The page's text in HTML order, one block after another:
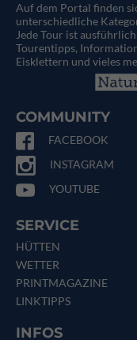
Auf dem Portal finden
unterschiedliche
Jede Tour ist
Tourentipps,
Eisklettern und vieles
COMMUNITY
FACEBOOK
INSTAGRAM
YOUTUBE
SERVICE
HÜTTEN
WETTER
PRINTMAGAZINE
LINKTIPPS
INFOS